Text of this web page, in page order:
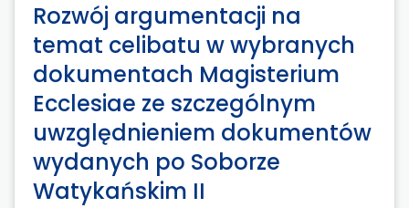
Rozwój argumentacji na
temat celibatu w wybranych
dokumentach Magisterium
Ecclesiae ze szczególnym
uwzględnieniem dokumentów
wydanych po Soborze
Watykańskim II